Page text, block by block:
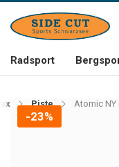
Radsport
Piste Atomic NY
-23%